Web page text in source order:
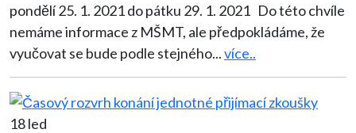
pondělí 25. 1. 2021 do pátku 29. 1. 2021 Do této chvíle
nemáme informace z MŠMT, ale předpokládáme, že
vyučovat se bude podle stejného...více..
18 led